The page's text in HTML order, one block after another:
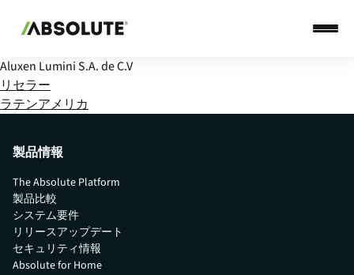
Aluxen Lumini S.A. de C.V
リセラー
ラテンアメリカ
製品情報
The Absolute Platform
製品比較
システム要件
リリースアップデート
セキュリティ情報
Absolute for Home